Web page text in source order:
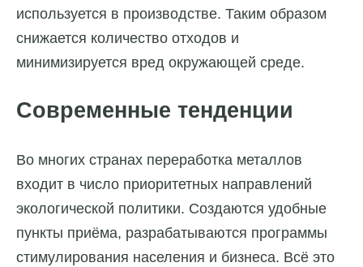
используется в производстве. Таким образом
снижается количество отходов и
минимизируется вред окружающей среде.
Современные тенденции
Во многих странах переработка металлов
входит в число приоритетных направлений
экологической политики. Создаются удобные
пункты приёма, разрабатываются программы
стимулирования населения и бизнеса. Всё это